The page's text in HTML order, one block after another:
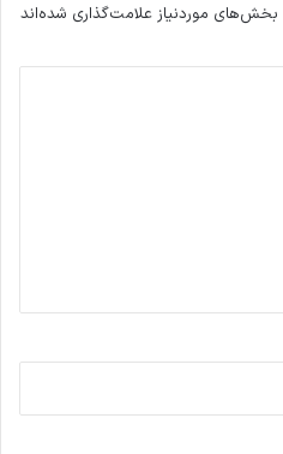
بخش‌های موردنیاز علامت‌گذاری شده‌اند